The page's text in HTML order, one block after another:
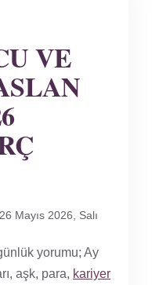
VE
26 Mayıs 2026, Salı
yorumu; Ay
aşk, para, kariyer